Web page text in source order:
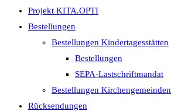
Projekt KITA.OPTI
Bestellungen
Bestellungen Kindertagesstätten
Bestellungen
SEPA-Lastschriftmandat
Bestellungen Kirchengemeinden
Rücksendungen